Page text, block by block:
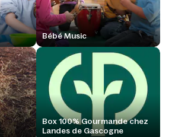
Bébé Music
Box 100% Gourmande chez
Landes de Gascogne